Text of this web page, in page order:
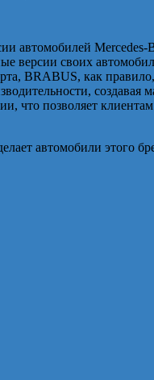
автомобилей
версии своих
BRABUS, как
позволяет
автомобили этого